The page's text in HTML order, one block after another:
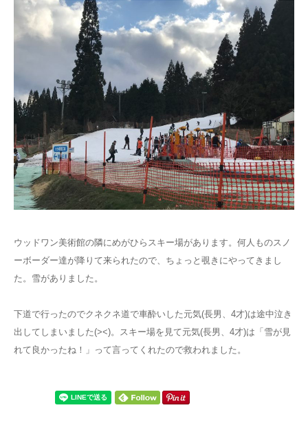
ウッドワン美術館の隣にめがひらスキー場があります。何人ものスノ
ーボーダー達が降りて来られたので、ちょっと覗きにやってきまし
た。雪がありました。
下道で行ったのでクネクネ道で車酔いした元気(長男、4才)は途中泣き
出してしまいました(><)。スキー場を見て元気(長男、4才)は「雪が見
れて良かったね！」って言ってくれたので救われました。